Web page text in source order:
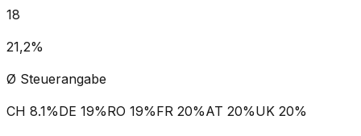
18
21,2%
Ø Steuerangabe
CH 8.1%DE 19%RO 19%FR 20%AT 20%UK 20%